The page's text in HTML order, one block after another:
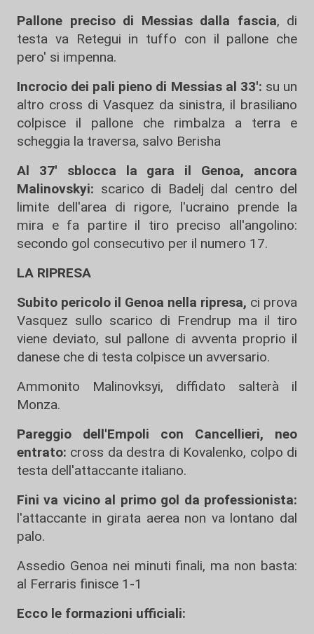
Pallone preciso di Messias dalla fascia, di
testa va Retegui in tuffo con il pallone che
pero' si impenna.
Incrocio dei pali pieno di Messias al 33': su un
altro cross di Vasquez da sinistra, il brasiliano
colpisce il pallone che rimbalza a terra e
scheggia la traversa, salvo Berisha
Al 37' sblocca la gara il Genoa, ancora
Malinovskyi: scarico di Badelj dal centro del
limite dell'area di rigore, l'ucraino prende la
mira e fa partire il tiro preciso all'angolino:
secondo gol consecutivo per il numero 17.
LA RIPRESA
Subito pericolo il Genoa nella ripresa, ci prova
Vasquez sullo scarico di Frendrup ma il tiro
viene deviato, sul pallone di avventa proprio il
danese che di testa colpisce un avversario.
Ammonito Malinovksyi, diffidato salterà il
Monza.
Pareggio dell'Empoli con Cancellieri, neo
entrato: cross da destra di Kovalenko, colpo di
testa dell'attaccante italiano.
Fini va vicino al primo gol da professionista:
l'attaccante in girata aerea non va lontano dal
palo.
Assedio Genoa nei minuti finali, ma non basta:
al Ferraris finisce 1-1
Ecco le formazioni ufficiali: